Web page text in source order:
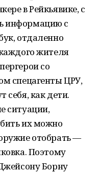
в Рейкьявике, с
информацию с
отдаленно
жителя
со
спецагенты ЦРУ,
себя, как дети.
ситуации,
их можно
отобрать —
Поэтому
Борну